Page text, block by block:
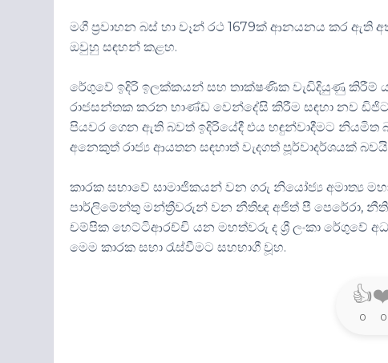
මගී ප්‍රවාහන බස් හා වෑන් රථ 1679ක් ආනයනය කර ඇති
ඔවුහු සඳහන් කළහ.
රේගුවේ ඉදිරි ඉලක්කයන් සහ තාක්ෂණික වැඩිදියුණු කිරීම්
රාජසන්තක කරන භාණ්ඩ වෙන්දේසි කිරීම සඳහා නව
පියවර ගෙන ඇති බවත් ඉදිරියේදී එය හඳුන්වාදීමට නියමිත
අනෙකුත් රාජ්‍ය ආයතන සඳහාත් වැදගත් පූර්වාදර්ශයක්
කාරක සභාවේ සාමාජිකයන් වන ගරු නියෝජ්‍ය අමාත්‍ය
පාර්ලිමේන්තු මන්ත්‍රීවරුන් වන නීතිඥ අජිත් පී පෙරේරා,
චම්පික හෙට්ටිආරච්චි යන මහත්වරු ද ශ්‍රී ලංකා රේගුවේ
මෙම කාරක සභා රැස්වීමට සහභාගී වූහ.
👍
0 0